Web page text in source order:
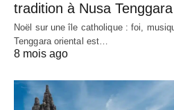
tradition à Nusa
Noël sur une île catholique : foi,
Tenggara oriental est…
8 mois ago